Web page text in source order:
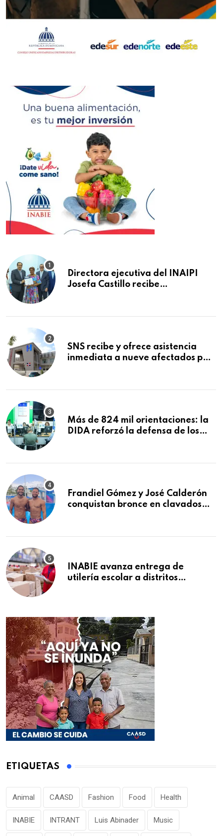
Directora ejecutiva del INAIPI
Josefa Castillo recibe
SNS recibe y ofrece asistencia
inmediata a nueve afectados por
Macorís
Más de 824 mil orientaciones: la
DIDA reforzó la defensa de los
Frandiel Gómez y José Calderón
conquistan bronce en clavados
INABIE avanza entrega de
utilería escolar a distritos
ETIQUETAS
Animal CAASD Fashion Food Health
INABIE INTRANT Luis Abinader Music